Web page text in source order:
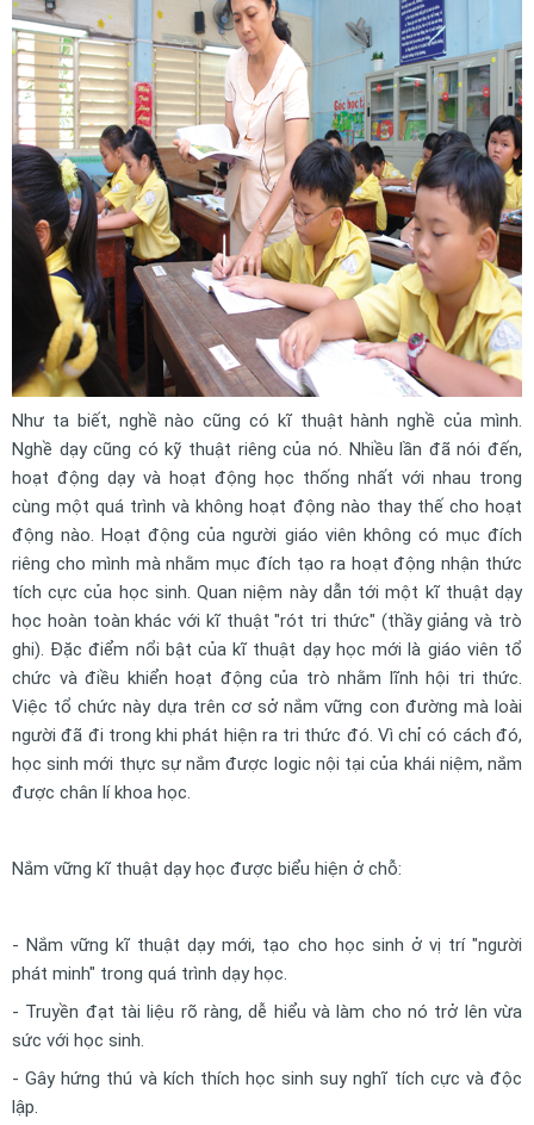
Như ta biết, nghề nào cũng có kĩ thuật hành nghề của mình.
Nghề dạy cũng có kỹ thuật riêng của nó. Nhiều lần đã nói đến,
hoạt động dạy và hoạt động học thống nhất với nhau trong
cùng một quá trình và không hoạt động nào thay thế cho hoạt
động nào. Hoạt động của người giáo viên không có mục đích
riêng cho mình mà nhằm mục đích tạo ra hoạt động nhận thức
tích cực của học sinh. Quan niệm này dẫn tới một kĩ thuật dạy
học hoàn toàn khác với kĩ thuật "rót tri thức" (thầy giảng và trò
ghi). Đặc điểm nổi bật của kĩ thuật dạy học mới là giáo viên tổ
chức và điều khiển hoạt động của trò nhằm lĩnh hội tri thức.
Việc tổ chức này dựa trên cơ sở nắm vững con đường mà loài
người đã đi trong khi phát hiện ra tri thức đó. Vì chỉ có cách đó,
học sinh mới thực sự nắm được logic nội tại của khái niệm, nắm
được chân lí khoa học.
Nắm vững kĩ thuật dạy học được biểu hiện ở chỗ:
- Nắm vững kĩ thuật dạy mới, tạo cho học sinh ở vị trí "người
phát minh" trong quá trình dạy học.
- Truyền đạt tài liệu rõ ràng, dễ hiểu và làm cho nó trở lên vừa
sức với học sinh.
- Gây hứng thú và kích thích học sinh suy nghĩ tích cực và độc
lập.